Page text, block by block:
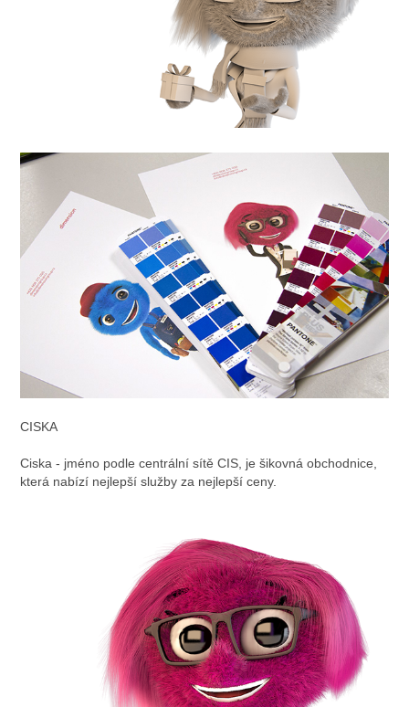
CISKA
Ciska - jméno podle centrální sítě CIS, je šikovná obchodnice,
která nabízí nejlepší služby za nejlepší ceny.